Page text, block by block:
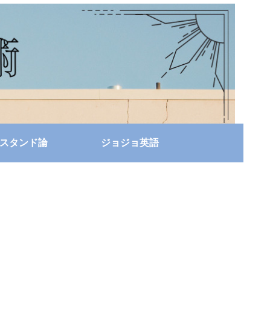
スタンド論 ジョジョ英語